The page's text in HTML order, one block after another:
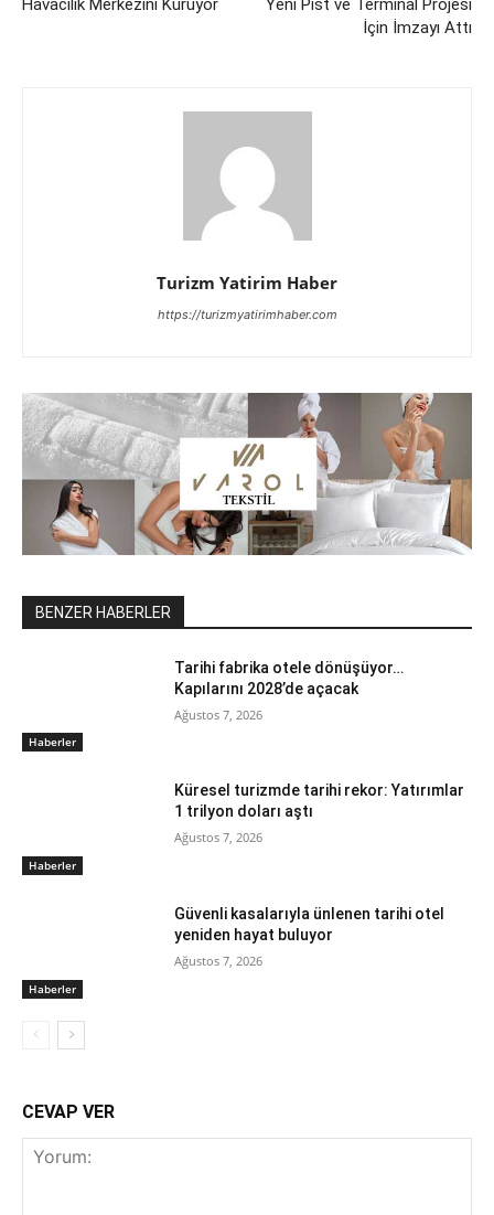
Havacılık Merkezini Kuruyor
Yeni Pist ve Terminal Projesi
İçin İmzayı Attı
Turizm Yatirim Haber
https://turizmyatirimhaber.com
BENZER HABERLER
Haberler
Tarihi fabrika otele dönüşüyor…
Kapılarını 2028’de açacak
Ağustos 7, 2026
Haberler
Küresel turizmde tarihi rekor: Yatırımlar
1 trilyon doları aştı
Ağustos 7, 2026
Haberler
Güvenli kasalarıyla ünlenen tarihi otel
yeniden hayat buluyor
Ağustos 7, 2026
CEVAP VER